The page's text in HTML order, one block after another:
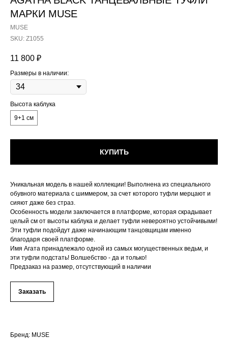
МАРКИ MUSE
MUSE
SKU: Z1055
11 800 ₽
Размеры в наличии:
Высота каблука
9+1 см
КУПИТЬ
Уникальная модель в нашей коллекции! Выполнена из специального
обувного материала с шиммером, за счет которого туфли мерцают и
сияют даже без страз.
Особенность модели заключается в платформе, которая скрадывает
целый см от высоты каблука и делает туфли невероятно устойчивыми!
Эти туфли подойдут даже начинающим танцовщицам именно
благодаря своей платформе.
Имя Агата принадлежало одной из самых могущественных ведьм, и
эти туфли подстать! Волшебство - да и только!
Предзаказ на размер, отсутствующий в наличии
Заказать
Бренд: MUSE